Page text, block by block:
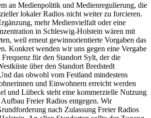
an Medienpolitik und Medienregulierung, die
lokaler Radios nicht weiter zu forcieren.
mehr Medienvielfalt oder eine
in Schleswig-Holstein wären mit
weil erneut gewinnorientierte Vorgaben das
Konkret wenden wir uns gegen eine Vergabe
für den Standort Sylt, der die
über den Standort Bredstedt
das obwohl vom Festland mindestens
und Einwohnern erreicht werden
und Lübeck steht eine kommerzielle Nutzung
Freier Radios entgegen. Wir
nach Zulassung Freier Radios